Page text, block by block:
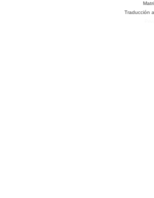
Traducción